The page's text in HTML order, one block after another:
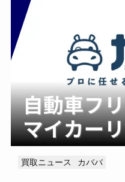
車買取の基礎
どこに売るか
車の売り方
アップル オートバ
カーネクスト
ガリバー ス
ユーカーパック
ライター・監修者一覧
買取ニュース カババ